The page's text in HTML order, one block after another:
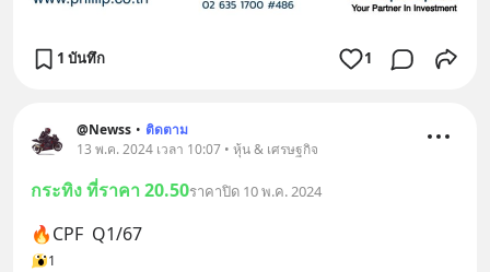
1 บันทึก 1
@Newss • ติดตาม
13 พ.ค. 2024 เวลา 10:07 • หุ้น & เศรษฐกิจ
กระทิง ที่ราคา 20.50ราคาปิด 10 พ.ค. 2024
🔥CPF  Q1/67
1